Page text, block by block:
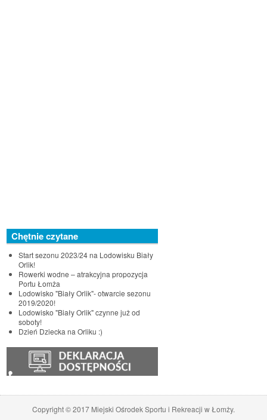
Chętnie czytane
Start sezonu 2023/24 na Lodowisku Biały
Orlik!
Rowerki wodne – atrakcyjna propozycja
Portu Łomża
Lodowisko "Biały Orlik"- otwarcie sezonu
2019/2020!
Lodowisko "Biały Orlik" czynne już od
soboty!
Dzień Dziecka na Orliku :)
Copyright © 2017 Miejski Ośrodek Sportu i Rekreacji w Łomży.